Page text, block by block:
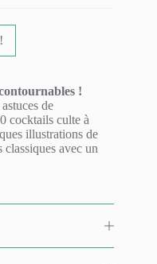
!
de
cocktails culte à
illustrations de
avec un